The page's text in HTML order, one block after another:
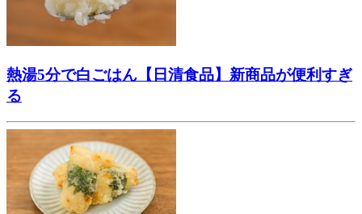
熱湯5分で白ごはん【日清食品】新商品が便利すぎ
る